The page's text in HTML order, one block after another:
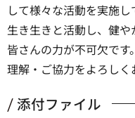
して様々な活動を実施
生き生きと活動し、健
皆さんの力が不可欠で
理解・ご協力をよろしく
添付ファイル